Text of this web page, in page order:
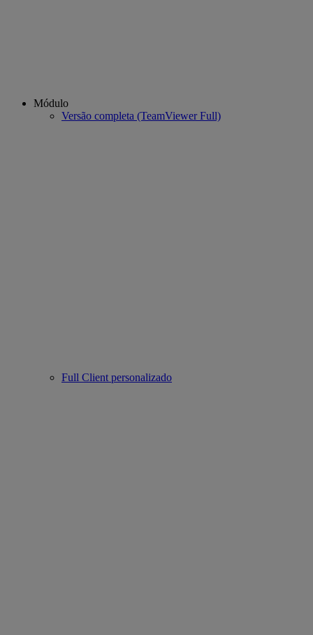
Módulo
Versão completa (TeamViewer Full)
Full Client personalizado